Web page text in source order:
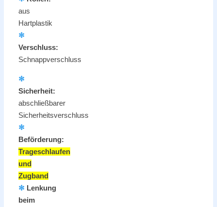
aus
Hartplastik
✻
Verschluss:
Schnappverschluss
✻
Sicherheit:
abschließbarer
Sicherheitsverschluss
✻
Beförderung:
Trageschlaufen
und
Zugband
✻ Lenkung
beim